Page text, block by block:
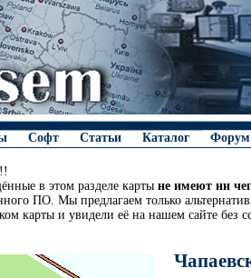
Софт Статьи Каталог Форум
в этом разделе карты не имеют ни
ПО. Мы предлагаем только
карты и увидели её на нашем сайте без